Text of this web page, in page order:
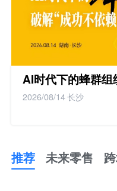
AI时代下的蜂群组
2026/08/14长沙
推荐 未来零售